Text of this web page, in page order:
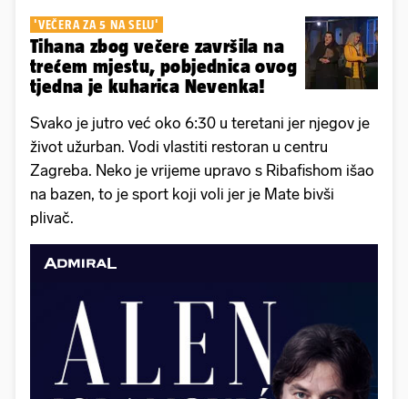
'VEČERA ZA 5 NA SELU'
Tihana zbog večere završila na
trećem mjestu, pobjednica ovog
tjedna je kuharica Nevenka!
Svako je jutro već oko 6:30 u teretani jer njegov je
život užurban. Vodi vlastiti restoran u centru
Zagreba. Neko je vrijeme upravo s Ribafishom išao
na bazen, to je sport koji voli jer je Mate bivši
plivač.